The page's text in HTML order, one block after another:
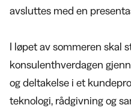
avsluttes med en
I løpet av sommeren skal
konsulenthverdagen
og deltakelse i et
teknologi, rådgivning og